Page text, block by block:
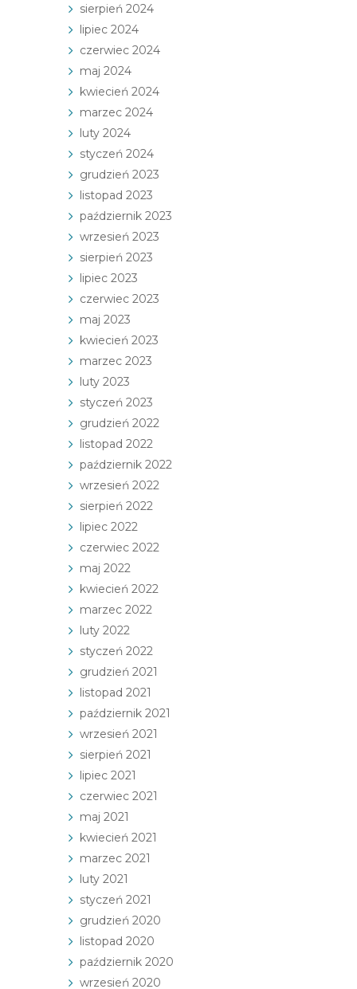
sierpień 2024
lipiec 2024
czerwiec 2024
maj 2024
kwiecień 2024
marzec 2024
luty 2024
styczeń 2024
grudzień 2023
listopad 2023
październik 2023
wrzesień 2023
sierpień 2023
lipiec 2023
czerwiec 2023
maj 2023
kwiecień 2023
marzec 2023
luty 2023
styczeń 2023
grudzień 2022
listopad 2022
październik 2022
wrzesień 2022
sierpień 2022
lipiec 2022
czerwiec 2022
maj 2022
kwiecień 2022
marzec 2022
luty 2022
styczeń 2022
grudzień 2021
listopad 2021
październik 2021
wrzesień 2021
sierpień 2021
lipiec 2021
czerwiec 2021
maj 2021
kwiecień 2021
marzec 2021
luty 2021
styczeń 2021
grudzień 2020
listopad 2020
październik 2020
wrzesień 2020